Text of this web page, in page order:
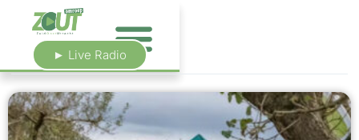
► Live Radio